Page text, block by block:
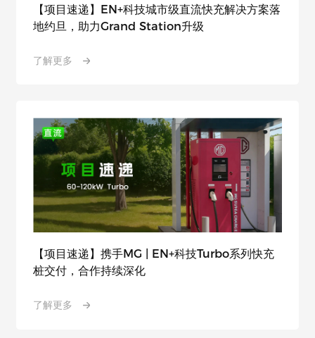
【项目速递】EN+科技城市级直流快充解决方案落
地约旦，助力Grand Station升级
了解更多
【项目速递】携手MG | EN+科技Turbo系列快充
桩交付，合作持续深化
了解更多